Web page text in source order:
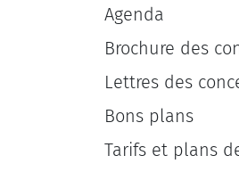
Agenda
Brochure des
Lettres des
Bons plans
Tarifs et plans